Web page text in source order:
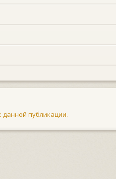
данной публикации.